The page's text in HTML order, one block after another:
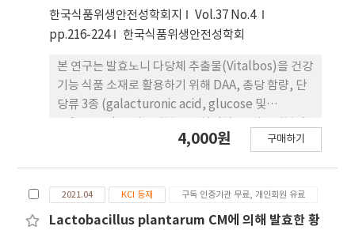
한국식품위생안전성학회지
Vol.37 No.4
pp.216-224
한국식품위생안전성학회
본 연구는 발효노니 다당체 추출물(Vitalbos)을 건강
기능 식품 소재로 활용하기 위해 DAA, 총당 함량, 단
당류 3종 (galacturonic acid, glucose 및
대한 효과적인 분석법 설정 및 검 증을 위해 수행되었
한계(LOQ)를 고성능 액체크로마토그래피와 페놀-황
산법을 이용하여 측정하였다. 그 결과 DAA 및 단 당류
4,000원 구매하기
2021.04 KCI 등재 구독 인증기관 무료, 개인회원 유료
Lactobacillus plantarum CM에 의해 발효한 황